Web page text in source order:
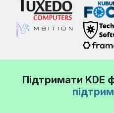
Підтримати KDE